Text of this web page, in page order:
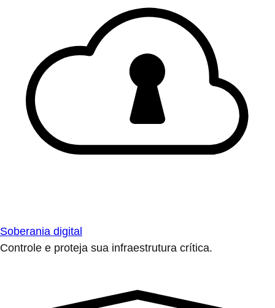
Soberania digital
Controle e proteja sua infraestrutura crítica.